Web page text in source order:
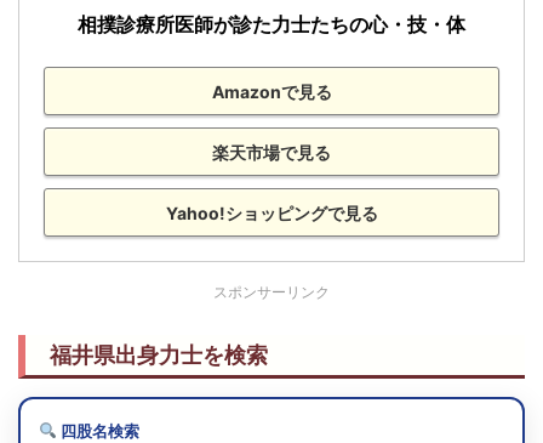
相撲診療所医師が診た力士たちの心・技・体
Amazonで見る
楽天市場で見る
Yahoo!ショッピングで見る
スポンサーリンク
福井県出身力士を検索
四股名検索